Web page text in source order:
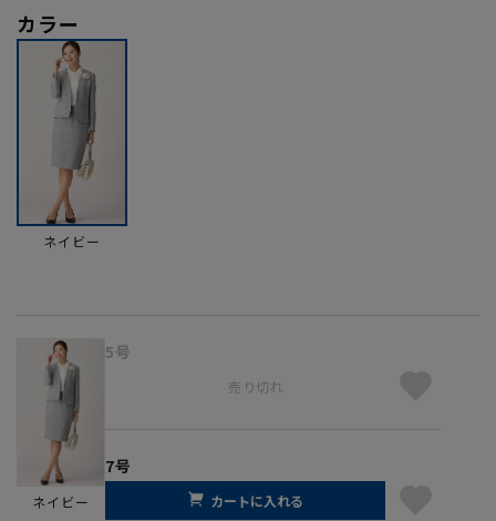
カラー
ネイビー
ネイビー
5号
売り切れ
7号
カートに入れる